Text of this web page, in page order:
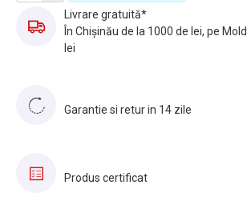
Livrare gratuită*
În Chișinău de la 1000 de lei, pe
lei
Garantie si retur in 14 zile
Produs certificat